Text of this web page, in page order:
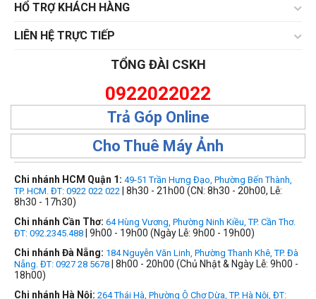
HỔ TRỢ KHÁCH HÀNG
LIÊN HỆ TRỰC TIẾP
TỔNG ĐÀI CSKH
0922022022
Trả Góp Online
Cho Thuê Máy Ảnh
Chi nhánh HCM Quận 1: 49-51 Trần Hưng Đạo, Phường Bến Thành,
TP. HCM. ĐT: 0922 022 022 | 8h30 - 21h00 (CN: 8h30 - 20h00, Lễ:
8h30 - 17h30)
Chi nhánh Cần Thơ: 64 Hùng Vương, Phường Ninh Kiều, TP. Cần Thơ.
ĐT: 092.2345.488 | 9h00 - 19h00 (Ngày Lễ: 9h00 - 19h00)
Chi nhánh Đà Nẵng: 184 Nguyễn Văn Linh, Phường Thanh Khê, TP. Đà
Nẵng. ĐT: 0927 28 5678 | 8h00 - 20h00 (Chủ Nhật & Ngày Lễ: 9h00 -
18h00)
Chi nhánh Hà Nội: 264 Thái Hà, Phường Ô Chợ Dừa, TP. Hà Nội, ĐT: